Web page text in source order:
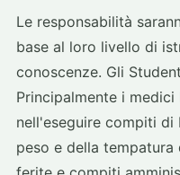
Le responsabilità
base al loro livello di
conoscenze. Gli
Principalmente i
nell'eseguire compiti
peso e della